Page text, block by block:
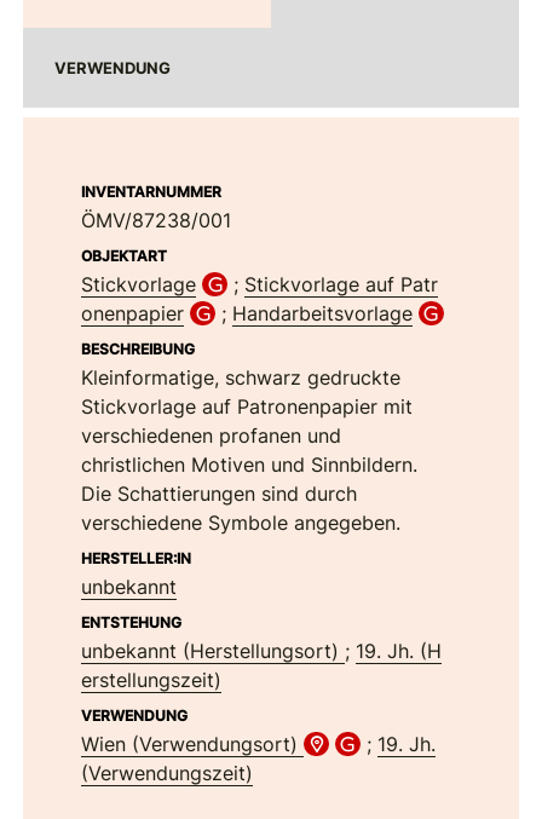
VERWENDUNG
INVENTARNUMMER
ÖMV/87238/001
OBJEKTART
Stickvorlage ; Stickvorlage auf Patr
onenpapier
; Handarbeitsvorlage
BESCHREIBUNG
Kleinformatige, schwarz gedruckte
Stickvorlage auf Patronenpapier mit
verschiedenen profanen und
christlichen Motiven und Sinnbildern.
Die Schattierungen sind durch
verschiedene Symbole angegeben.
HERSTELLER:IN
unbekannt
ENTSTEHUNG
unbekannt (Herstellungsort) ; 19. Jh. (H
erstellungszeit)
VERWENDUNG
Wien (Verwendungsort) ; 19. Jh.
(Verwendungszeit)